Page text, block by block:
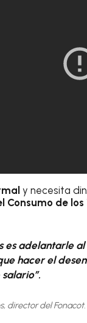
y necesita
Consumo de
es adelantarle
hacer el
director del Fonacot.